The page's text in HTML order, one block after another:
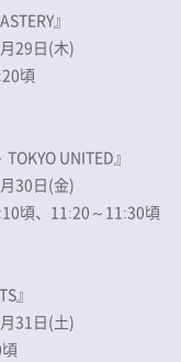
』
29日(木)
頃
UNITED』
30日(金)
頃、11:20～11:30頃
』
31日(土)